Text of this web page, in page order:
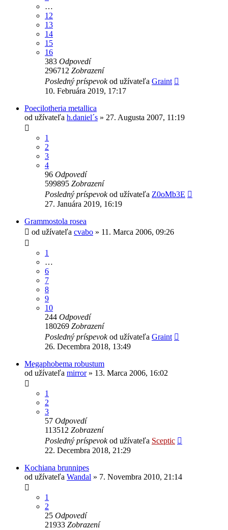
…
12
13
14
15
16
383 Odpovedí
296712 Zobrazení
Posledný príspevokod užívateľa Graint
10. Februára 2019, 17:17
Poecilotheria metallica
od užívateľa h.daniel´s » 27. Augusta 2007, 11:19
1
2
3
4
96 Odpovedí
599895 Zobrazení
Posledný príspevokod užívateľa Z0oMb3E
27. Januára 2019, 16:19
Grammostola rosea
od užívateľa cvabo » 11. Marca 2006, 09:26
1
…
6
7
8
9
10
244 Odpovedí
180269 Zobrazení
Posledný príspevokod užívateľa Graint
26. Decembra 2018, 13:49
Megaphobema robustum
od užívateľa mirror» 13. Marca 2006, 16:02
1
2
3
57 Odpovedí
113512 Zobrazení
Posledný príspevokod užívateľa Sceptic
22. Decembra 2018, 21:29
Kochiana brunnipes
od užívateľa Wandal » 7. Novembra 2010, 21:14
1
2
25 Odpovedí
21933 Zobrazení